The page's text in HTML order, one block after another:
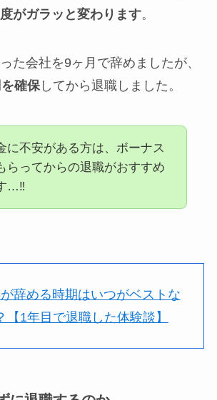
がガラッと変わります。
た会社を9ヶ月で辞めましたが、
確保してから退職しました。
に不安がある方は、ボーナス
らってからの退職がおすすめ
…‼
辞める時期はいつがベストな
【1年目で退職した体験談】